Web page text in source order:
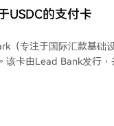
Hyperliquid的长期竞争力
交易平台未来可能面临
长势头未能在7月及8月
此，$HYPE ETF在接
USDC的支付卡
（专注于国际汇款基础
该卡由Lead Bank发行